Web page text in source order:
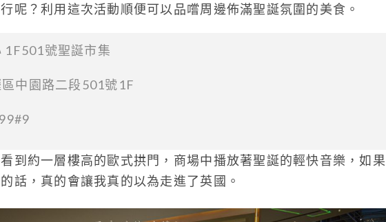
呢？利用這次活動順便可以品嚐周邊佈滿聖誕氛圍的美食。
1F501號聖誕市集
中園路二段501號1F
到約一層樓高的歐式拱門，商場中播放著聖誕的輕快音樂，如果
話，真的會讓我真的以為走進了英國。